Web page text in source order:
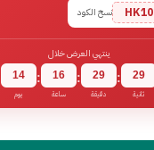
HK10
نسخ الكود
ينتهي العرض خلال
14
يوم
: 16
ساعة
: 29
دقيقة
: 29
ثانية